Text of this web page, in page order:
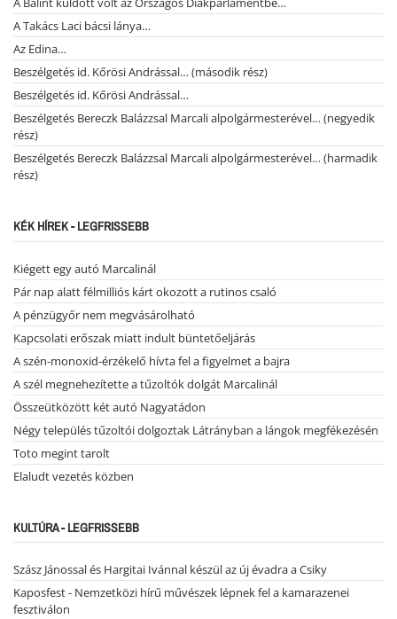
A Takács Laci bácsi lánya…
Az Edina…
Beszélgetés id. Kőrösi Andrással… (második rész)
Beszélgetés id. Kőrösi Andrással…
Beszélgetés Bereczk Balázzsal Marcali alpolgármesterével… (negyedik
rész)
Beszélgetés Bereczk Balázzsal Marcali alpolgármesterével… (harmadik
rész)
KÉK HÍREK - LEGFRISSEBB
Kiégett egy autó Marcalinál
Pár nap alatt félmilliós kárt okozott a rutinos csaló
A pénzügyőr nem megvásárolható
Kapcsolati erőszak miatt indult büntetőeljárás
A szén-monoxid-érzékelő hívta fel a figyelmet a bajra
A szél megnehezítette a tűzoltók dolgát Marcalinál
Összeütközött két autó Nagyatádon
Négy település tűzoltói dolgoztak Látrányban a lángok megfékezésén
Toto megint tarolt
Elaludt vezetés közben
KULTÚRA - LEGFRISSEBB
Szász Jánossal és Hargitai Ivánnal készül az új évadra a Csiky
Kaposfest - Nemzetközi hírű művészek lépnek fel a kamarazenei
fesztiválon